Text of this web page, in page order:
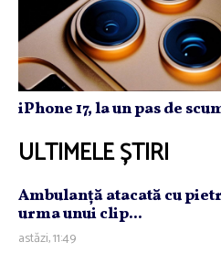
iPhone 17, la un pas de
ULTIMELE ȘTIRI
Ambulanţă atacată cu
urma unui clip...
astăzi, 11:49